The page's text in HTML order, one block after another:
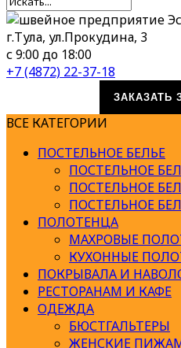
г.Тула, ул.Прокудина, 3
с 9:00 до 18:00
+7 (4872) 22-37-18
ЗАКАЗАТЬ
ВСЕ КАТЕГОРИИ
ПОСТЕЛЬНОЕ БЕЛЬЕ
ПОСТЕЛЬНОЕ
ПОСТЕЛЬНОЕ
ПОСТЕЛЬНОЕ
ПОЛОТЕНЦА
МАХРОВЫЕ
КУХОННЫЕ
ПОКРЫВАЛА И
РЕСТОРАНАМ И КАФЕ
ОДЕЖДА
БЮСТГАЛЬТЕРЫ
ЖЕНСКИЕ